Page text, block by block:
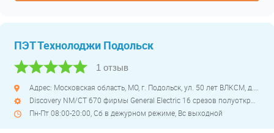
ПЭТ Технолоджи Подольск
1 отзыв
Пн-Пт 08:00-20:00, Сб в дежурном режиме, Вс выходной